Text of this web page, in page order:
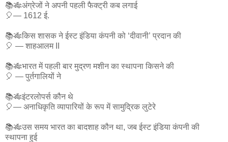
📚🎋अंग्रेजों ने अपनी पहली फैक्ट्री कब लगाई
🎈— 1612 ई.
📚🎋किस शासक ने ईस्ट इंडिया कंपनी को ‘दीवानी’ प्रदान की
🎈 — शाहआलम II
📚🎋भारत में पहली बार मुद्रण मशीन का स्थापना किसने की
🎈 — पुर्तगालियों ने
📚🎋इंटरलोपर्स कौन थे
🎈— अनाधिकृति व्यापारियों के रूप में सामुद्रिक लुटेरे
📚🎋उस समय भारत का बादशाह कौन था, जब ईस्ट इंडिया कंपनी की
स्थापना हुई